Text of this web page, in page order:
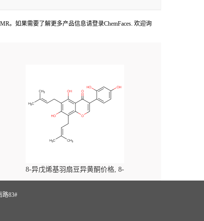
。如果需要了解更多产品信息请登录ChemFaces. 欢迎询
8-异戊烯基羽扇豆异黄酮价格, 8-
Prenylluteone对照品, CAS号:125002-91-7
路83#